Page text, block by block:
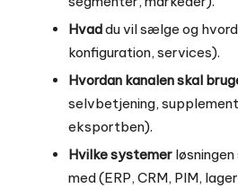
Hvaddu vil sælge og
konfiguration, services).
Hvordan kanalen skal
selvbetjening,
eksportben).
Hvilke systemer
med (ERP, CRM, PIM,